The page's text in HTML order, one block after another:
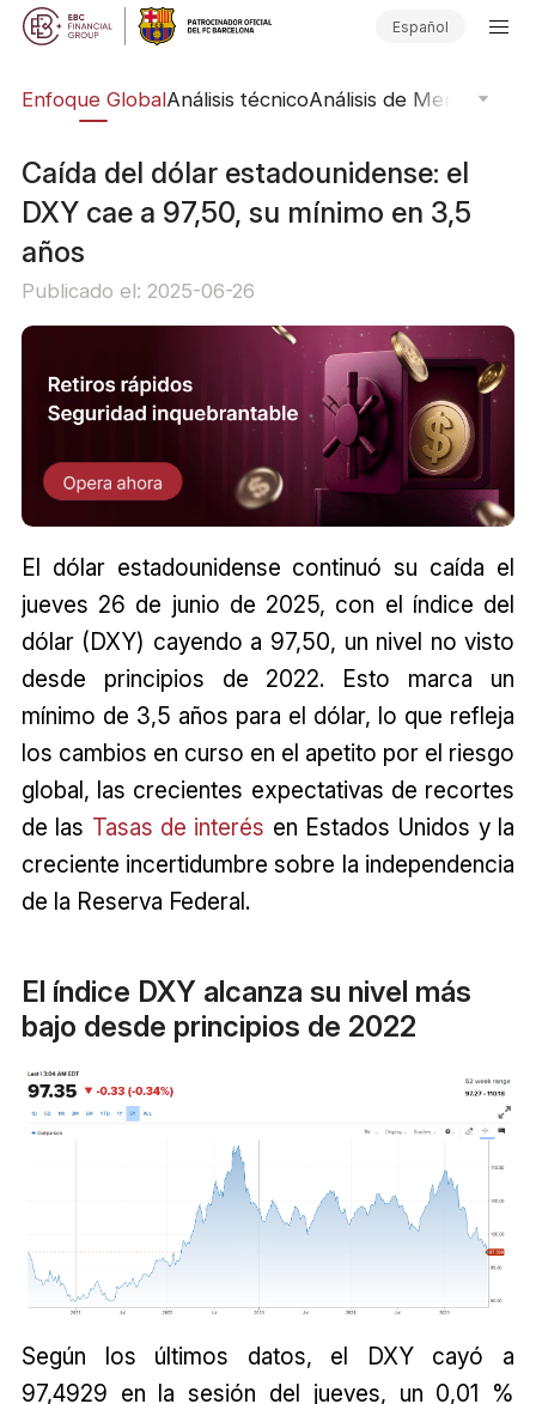
Español
Enfoque GlobalAnálisis técnicoAnálisis de Mercado
Caída del dólar estadounidense: el
DXY cae a 97,50, su mínimo en 3,5
años
Publicado el: 2025-06-26
El dólar estadounidense continuó su caída el
jueves 26 de junio de 2025, con el índice del
dólar (DXY) cayendo a 97,50, un nivel no visto
desde principios de 2022. Esto marca un
mínimo de 3,5 años para el dólar, lo que refleja
los cambios en curso en el apetito por el riesgo
global, las crecientes expectativas de recortes
de las Tasas de interés en Estados Unidos y la
creciente incertidumbre sobre la independencia
de la Reserva Federal.
El índice DXY alcanza su nivel más
bajo desde principios de 2022
Según los últimos datos, el DXY cayó a
97,4929 en la sesión del jueves, un 0,01 %